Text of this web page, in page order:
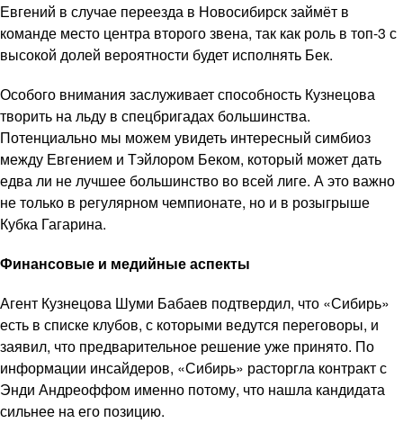
Евгений в случае переезда в Новосибирск займёт в
команде место центра второго звена, так как роль в топ-3 с
высокой долей вероятности будет исполнять Бек.
Особого внимания заслуживает способность Кузнецова
творить на льду в спецбригадах большинства.
Потенциально мы можем увидеть интересный симбиоз
между Евгением и Тэйлором Беком, который может дать
едва ли не лучшее большинство во всей лиге. А это важно
не только в регулярном чемпионате, но и в розыгрыше
Кубка Гагарина.
Финансовые и медийные аспекты
Агент Кузнецова Шуми Бабаев подтвердил, что «Сибирь»
есть в списке клубов, с которыми ведутся переговоры, и
заявил, что предварительное решение уже принято. По
информации инсайдеров, «Сибирь» расторгла контракт с
Энди Андреоффом именно потому, что нашла кандидата
сильнее на его позицию.